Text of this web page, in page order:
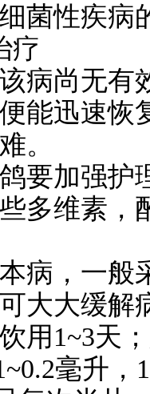
菌性疾病
尚无有效
能迅速恢
。
加强护理
多维素，
，一般采
大大缓解
用1~3天
毫升